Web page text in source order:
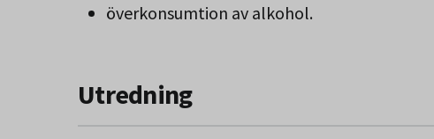
överkonsumtion av alkohol.
Utredning